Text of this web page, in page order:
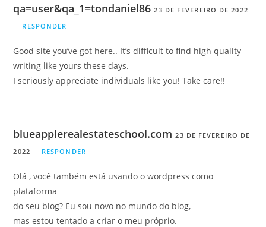
qa=user&qa_1=tondaniel86 23 DE FEVEREIRO DE 2022
RESPONDER
Good site you’ve got here.. It’s difficult to find high quality
writing like yours these days.
I seriously appreciate individuals like you! Take care!!
blueapplerealestateschool.com 23 DE FEVEREIRO DE
2022
RESPONDER
Olá , você também está usando o wordpress como
plataforma
do seu blog? Eu sou novo no mundo do blog,
mas estou tentado a criar o meu próprio.